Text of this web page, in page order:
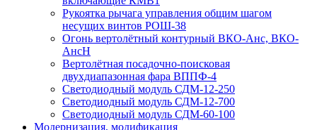
Рукоятка рычага управления общим шагом
несущих винтов РОШ-38
Огонь вертолётный контурный ВКО-Анс, ВКО-
АнсН
Вертолётная посадочно-поисковая
двухдиапазонная фара ВППФ-4
Светодиодный модуль СДМ-12-250
Светодиодный модуль СДМ-12-700
Светодиодный модуль СДМ-60-100
Модернизация, модификация